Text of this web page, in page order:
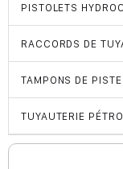
PISTOLETS
RACCORDS DE
TAMPONS DE PISTE
TUYAUTERIE